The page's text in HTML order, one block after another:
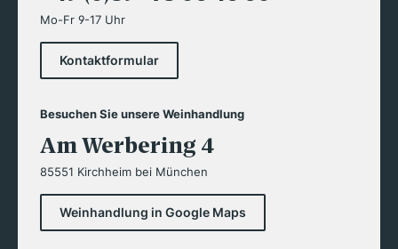
Mo-Fr 9-17 Uhr
Kontaktformular
Besuchen Sie unsere Weinhandlung
Am Werbering 4
85551 Kirchheim bei München
Weinhandlung in Google Maps